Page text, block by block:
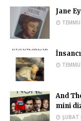
Anonymous
Şablon ve
teşekkür ederim.
Teşekkür ederim.
Jane
And
mini
ŞUBAT